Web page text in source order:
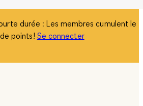
durée : Les membres cumulent le
points! Se connecter